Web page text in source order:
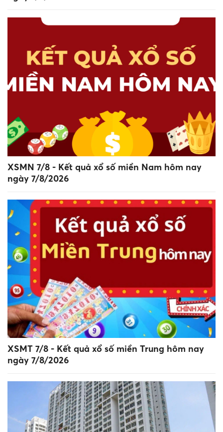
XSMN 7/8 - Kết quả xổ số miền Nam hôm nay
ngày 7/8/2026
XSMT 7/8 - Kết quả xổ số miền Trung hôm nay
ngày 7/8/2026